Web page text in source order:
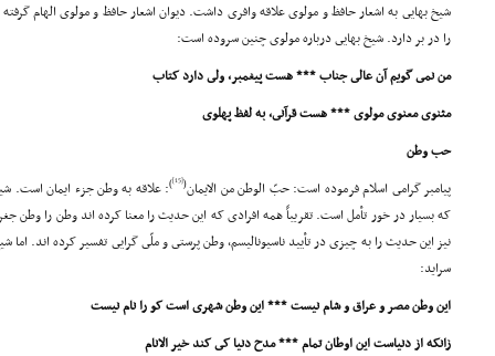
شیخ بهایى به اشعار حافظ و مولوى علاقه وافرى داشت. دیوان اشعار حافظ و مولوى الهام
را در بر دارد. شیخ بهایى درباره مولوى چنین سروده است:
من نمى گویم آن عالى جناب *** هست پیغمبر، ولى دارد کتاب
مثنوى معنوى مولوى *** هست قرآنى، به لفظ پهلوى
حب وطن
پیامبر گرامى اسلام فرموده است: حبّ الوطن من الایمان(
[15]
): علاقه به وطن جزء ایمان است.
که بسیار در خور تأمل است. تقریباً همه افرادى که این حدیث را معنا کرده اند وطن را وطن
نیز این حدیث را به چیزى در تأیید ناسیونالیسم، وطن پرستى و ملّى گرایى تفسیر کرده اند.
سراید:
این وطن مصر و عراق و شام نیست *** این وطن شهرى است کو را نام نیست
زانکه از دنیاست این اوطان تمام *** مدح دنیا کى کند خیر الانام